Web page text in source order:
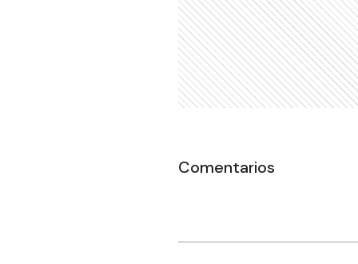
Comentarios